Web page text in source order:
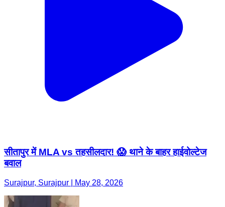
सीतापुर में MLA vs तहसीलदार! 😱 थाने के बाहर हाईवोल्टेज
बवाल
Surajpur, Surajpur | May 28, 2026